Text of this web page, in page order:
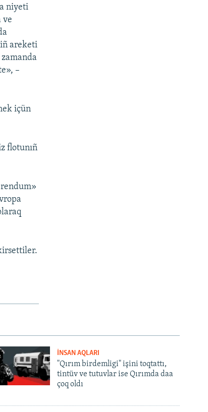
niyeti
ve
areketi
zamanda
–
içün
flotunıñ
İNSAN AQLARI
"Qırım birdemligi" işini toqtattı,
tintüv ve tutuvlar ise Qırımda daa
çoq oldı